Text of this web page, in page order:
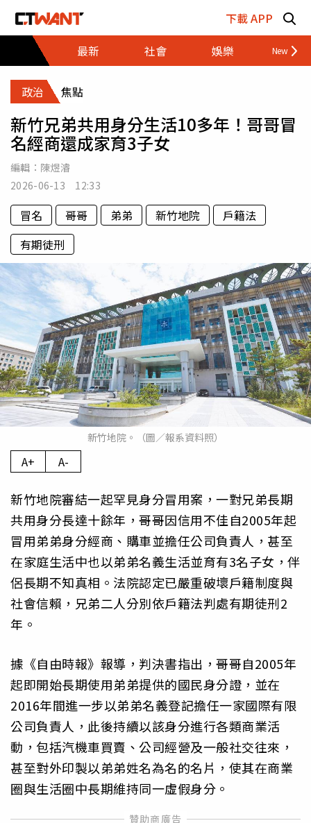
下載 APP
最新
社會 娛樂 財經
政治 焦點
新竹兄弟共用身分生活10多年！哥哥冒
名經商還成家育3子女
編輯： 陳煜濬
2026-06-13 12:33
冒名 哥哥 弟弟 新竹地院
戶籍法
有期徒刑
新竹地院。（圖／報系資料照）
A+ A-
新竹地院審結一起罕見身分冒用案，一對兄弟長期
共用身分長達十餘年，哥哥因信用不佳自2005年起
冒用弟弟身分經商、購車並擔任公司負責人，甚至
在家庭生活中也以弟弟名義生活並育有3名子女，伴
侶長期不知真相。法院認定已嚴重破壞戶籍制度與
社會信賴，兄弟二人分別依戶籍法判處有期徒刑2
年。
據《自由時報》報導，判決書指出，哥哥自2005年
起即開始長期使用弟弟提供的國民身分證，並在
2016年間進一步以弟弟名義登記擔任一家國際有限
公司負責人，此後持續以該身分進行各類商業活
動，包括汽機車買賣、公司經營及一般社交往來，
甚至對外印製以弟弟姓名為名的名片，使其在商業
圈與生活圈中長期維持同一虛假身分。